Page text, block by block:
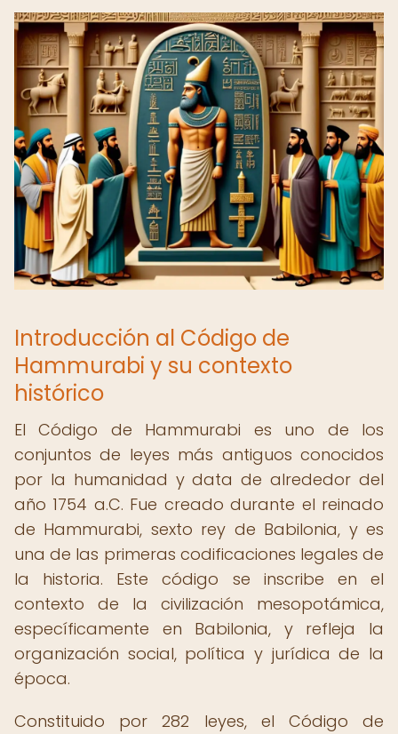
Introducción al Código de
Hammurabi y su contexto
histórico
El Código de Hammurabi es uno de los
conjuntos de leyes más antiguos conocidos
por la humanidad y data de alrededor del
año 1754 a.C. Fue creado durante el reinado
de Hammurabi, sexto rey de Babilonia, y es
una de las primeras codificaciones legales de
la historia. Este código se inscribe en el
contexto de la civilización mesopotámica,
específicamente en Babilonia, y refleja la
organización social, política y jurídica de la
época.
Constituido por 282 leyes, el Código de